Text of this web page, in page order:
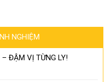
NGHIỆM
ĐẬM VỊ TỪNG LY!